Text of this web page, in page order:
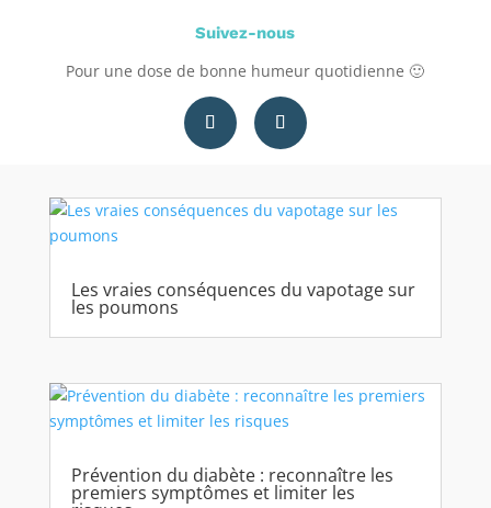
Suivez-nous
Pour une dose de bonne humeur quotidienne 🙂
Les vraies conséquences du vapotage sur
les poumons
Prévention du diabète : reconnaître les
premiers symptômes et limiter les